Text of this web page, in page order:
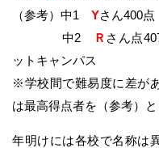
（参考）中1 Yさん400
中2 Ｒ さん点
ットキャンパス
※学校間で難易度に差が
は最高得点者を（参考）と
年明けには各校で名称は